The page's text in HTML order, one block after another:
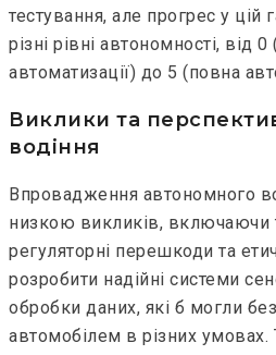
тестування, але прогрес у цій
різні рівні автономності, від 0
автоматизації) до 5 (повна
Виклики та
водіння
Впровадження автономного
низкою викликів, включаючи
регуляторні перешкоди та
розробити надійні системи
обробки даних, які б могли
автомобілем в різних